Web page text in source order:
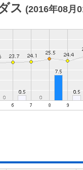
ス (2016年08月